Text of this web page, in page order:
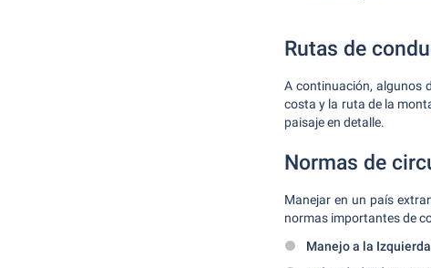
Rutas de
A continuación, algunos
costa y la ruta de la
paisaje en detalle.
Normas de
Manejar en un país
normas importantes de
Manejo a la